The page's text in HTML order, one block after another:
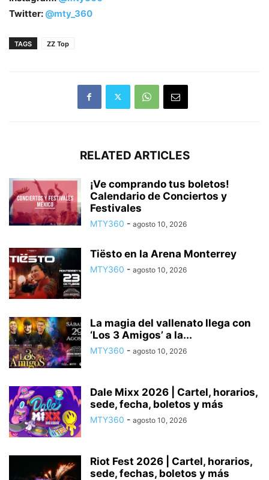
Twitter: @mty_360
TAGS ZZ Top
RELATED ARTICLES
¡Ve comprando tus boletos!
Calendario de Conciertos y
Festivales
MTY360 - agosto 10, 2026
Tiësto en la Arena Monterrey
MTY360 - agosto 10, 2026
La magia del vallenato llega con
‘Los 3 Amigos’ a la...
MTY360 - agosto 10, 2026
Dale Mixx 2026 | Cartel, horarios,
sede, fecha, boletos y más
MTY360 - agosto 10, 2026
Riot Fest 2026 | Cartel, horarios,
sede, fechas, boletos y más